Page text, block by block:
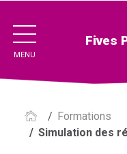
MENU
Fives
/ Formations
/ Simulation des